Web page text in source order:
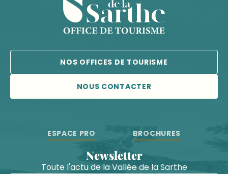
NOS OFFICES DE TOURISME
NOUS CONTACTER
ESPACE PRO BROCHURES
Newsletter
Toute l'actu de la Vallée de la Sarthe